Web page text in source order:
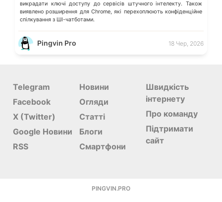
викрадати ключі доступу до сервісів штучного інтелекту. Також
виявлено розширення для Chrome, які перехоплюють конфіденційне
спілкування з ШІ-чатботами.
Pingvin Pro 18 Чер, 2026
Telegram
Facebook
X (Twitter)
Google Новини
RSS
Новини
Огляди
Статті
Блоги
Смартфони
Швидкість
інтернету
Про команду
Підтримати
сайт
PINGVIN.PRO